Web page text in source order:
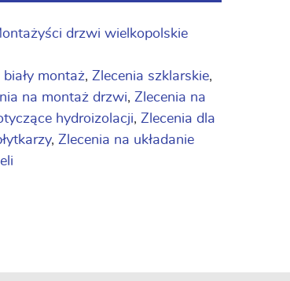
drzwi wielkopolskie
montaż, Zlecenia szklarskie,
na montaż drzwi, Zlecenia na
hydroizolacji, Zlecenia dla
, Zlecenia na układanie